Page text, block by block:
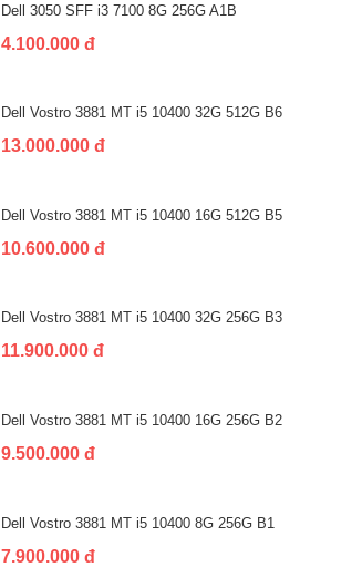
Dell 3050 SFF i3 7100 8G 256G A1B
4.100.000 đ
Dell Vostro 3881 MT i5 10400 32G 512G B6
13.000.000 đ
Dell Vostro 3881 MT i5 10400 16G 512G B5
10.600.000 đ
Dell Vostro 3881 MT i5 10400 32G 256G B3
11.900.000 đ
Dell Vostro 3881 MT i5 10400 16G 256G B2
9.500.000 đ
Dell Vostro 3881 MT i5 10400 8G 256G B1
7.900.000 đ